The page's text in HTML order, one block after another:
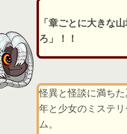
「章ごとに大きな
ろ」！！
怪異と怪談に満ち
年と少女のミステ
ム。